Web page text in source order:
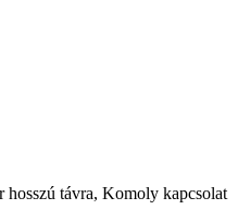
hosszú távra, Komoly kapcsolat